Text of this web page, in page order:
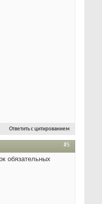
Ответить с цитированием
#5
обязательных